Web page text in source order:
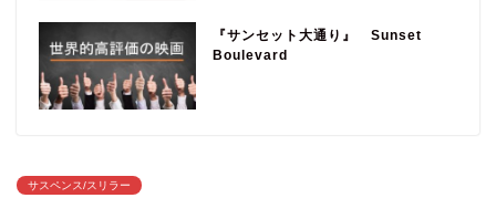
『サンセット大通り』 Sunset
Boulevard
サスペンス/スリラー